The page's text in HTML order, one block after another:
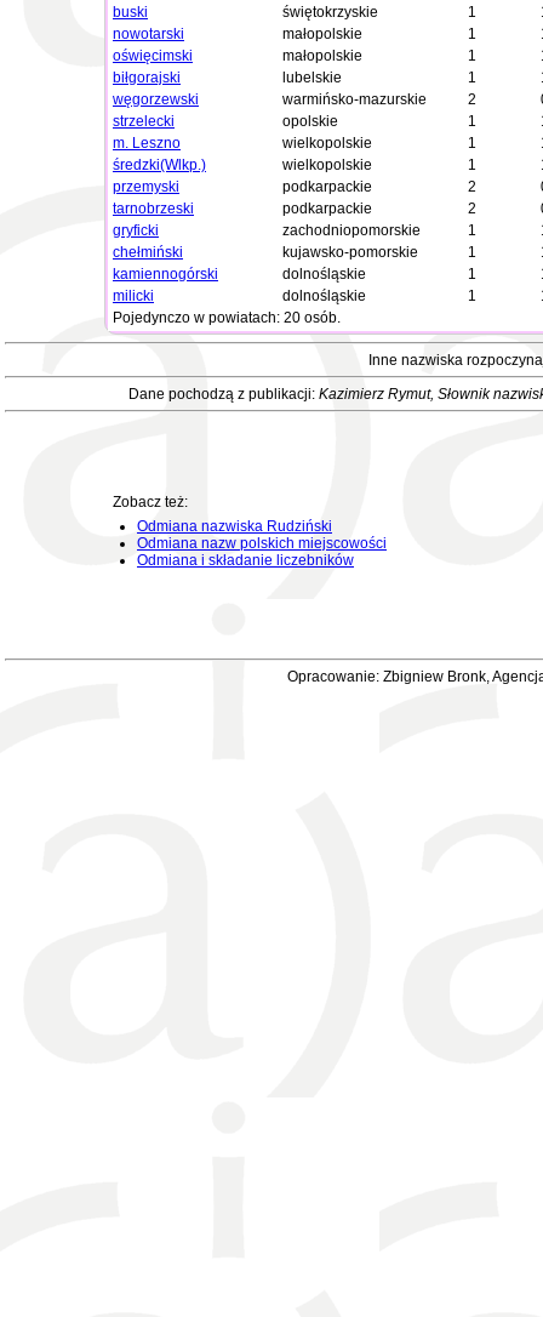
buski
świętokrzyskie 1
nowotarski
małopolskie 1
oświęcimski
małopolskie 1
biłgorajski
lubelskie 1
węgorzewski
warmińsko-mazurskie 2
strzelecki
opolskie 1
m. Leszno
wielkopolskie 1
średzki(Wlkp.)
wielkopolskie 1
przemyski
podkarpackie 2
tarnobrzeski
podkarpackie 2
gryficki
zachodniopomorskie 1
chełmiński
kujawsko-pomorskie 1
kamiennogórski
dolnośląskie 1
milicki
dolnośląskie 1
Pojedynczo w powiatach: 20 osób.
Inne nazwiska
Dane pochodzą z publikacji: Kazimierz Rymut, Słownik
Zobacz też:
Odmiana nazwiska Rudziński
Odmiana nazw polskich miejscowości
Odmiana i składanie liczebników
Opracowanie: Zbigniew Bronk,